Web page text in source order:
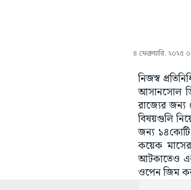
৪ ফেব্রুয়ারি, ২০২৫
নিজস্ব
আসানসোল
রাজ্যের জন্য
বিষয়গুলি
জন্য
কয়েক
আটকাতেও
ওপেন জিম